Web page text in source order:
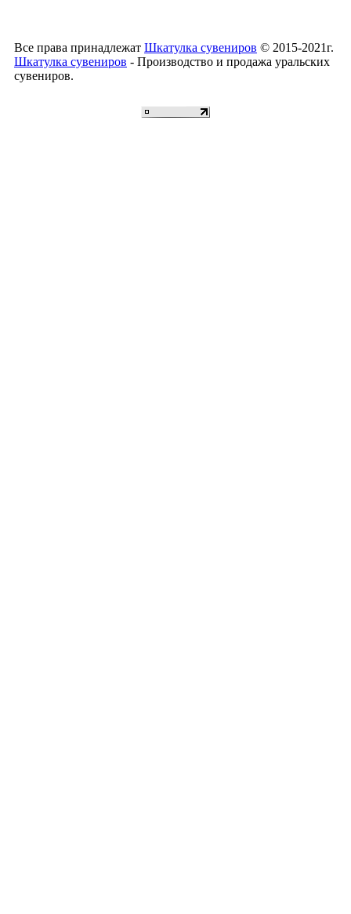
Все права принадлежат Шкатулка сувениров © 2015-2021г.
Шкатулка сувениров - Производство и продажа уральских
сувениров.